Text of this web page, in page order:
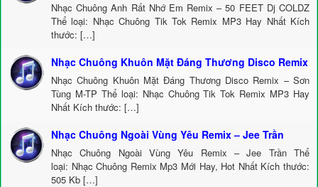
Nhạc Chuông Anh Rất Nhớ Em Remix – 50 FEET Dj COLDZ
Thể loại: Nhạc Chuông Tik Tok Remix MP3 Hay Nhất Kích
thước: […]
Nhạc Chuông Khuôn Mặt Đáng Thương Disco Remix
Nhạc Chuông Khuôn Mặt Đáng Thương Disco Remix – Sơn
Tùng M-TP Thể loại: Nhạc Chuông Tik Tok Remix MP3 Hay
Nhất Kích thước: […]
Nhạc Chuông Ngoài Vùng Yêu Remix – Jee Trần
Nhạc Chuông Ngoài Vùng Yêu Remix – Jee Trần Thể
loại: Nhạc Chuông Remix Mp3 Mới Hay, Hot Nhất Kích thước:
505 Kb […]